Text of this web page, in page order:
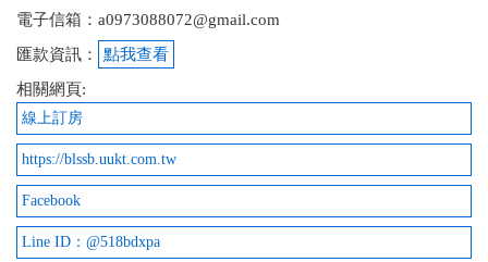
電子信箱：a0973088072@gmail.com
匯款資訊：
點我查看
相關網頁:
線上訂房
https://blssb.uukt.com.tw
Facebook
Line ID：@518bdxpa